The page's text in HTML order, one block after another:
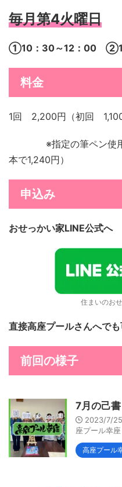
毎月第4火曜日
①10：30～12：00
料金
1回 2,200円（初回 1,100
※指定の筆ペン使用
本で1,240円）
申込み
おせっかい家LINE公式へ
住まいのお
直接高座プールさんへで
前回の様子
7月の己
2023/7/25
座プール幸座
高座プール